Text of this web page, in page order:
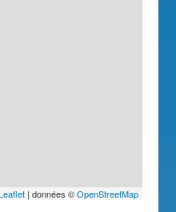
| données ©OpenStreetMap